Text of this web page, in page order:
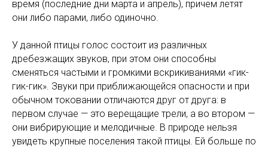
время (последние дни марта и апрель), причем летят
они либо парами, либо одиночно.
У данной птицы голос состоит из различных
дребезжащих звуков, при этом они способны
сменяться частыми и громкими вскрикиваниями «гик-
гик-гик». Звуки при приближающейся опасности и при
обычном токовании отличаются друг от друга: в
первом случае — это верещащие трели, а во втором —
они вибрирующие и мелодичные. В природе нельзя
увидеть крупные поселения такой птицы. Ей больше по